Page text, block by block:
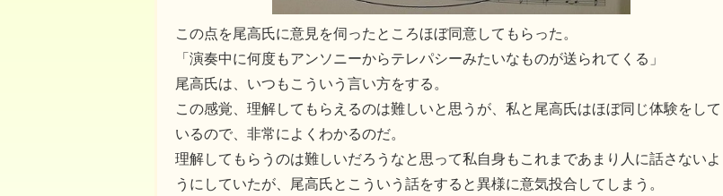
この点を尾高氏に意見を伺ったところほぼ同意してもらった。
「演奏中に何度もアンソニーからテレパシーみたいなものが送られてくる」
尾高氏は、いつもこういう言い方をする。
この感覚、理解してもらえるのは難しいと思うが、私と尾高氏はほぼ同じ体験をして
いるので、非常によくわかるのだ。
理解してもらうのは難しいだろうなと思って私自身もこれまであまり人に話さないよ
うにしていたが、尾高氏とこういう話をすると異様に意気投合してしまう。